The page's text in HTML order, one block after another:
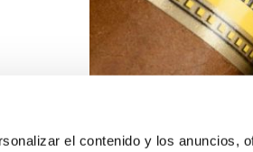
el contenido y los anuncios,